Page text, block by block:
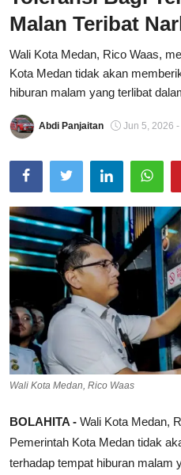
Total Sports
Contact
Pedoman Media Siber
Malan Teribat
Wali Kota Medan, Rico Waas,
Kota Medan tidak akan
hiburan malam yang terlibat
Abdi Panjaitan Jun 5, 2026
Wali Kota Medan, Rico Waas
BOLAHITA - Wali Kota Medan,
Pemerintah Kota Medan tidak
terhadap tempat hiburan malam